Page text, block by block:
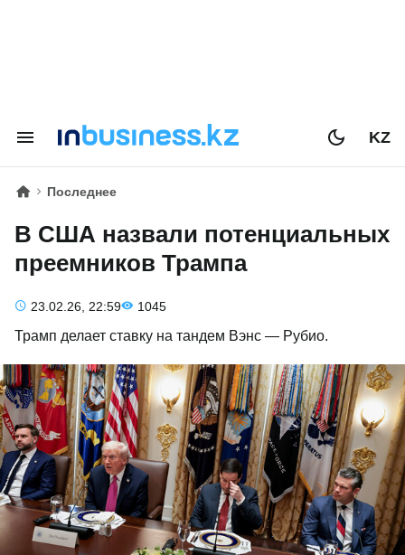
KZ
Последнее
В США назвали потенциальных
преемников Трампа
23.02.26, 22:59 1045
Трамп делает ставку на тандем Вэнс — Рубио.